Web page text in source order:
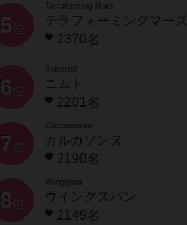
5 位
Terraforming Mars
テラフォーミングマーズ
2370名
6 位
ニムト
2201名
7 位
Carcassonne
カルカソンヌ
2190名
8 位
Wingspan
ウイングスパン
2149名